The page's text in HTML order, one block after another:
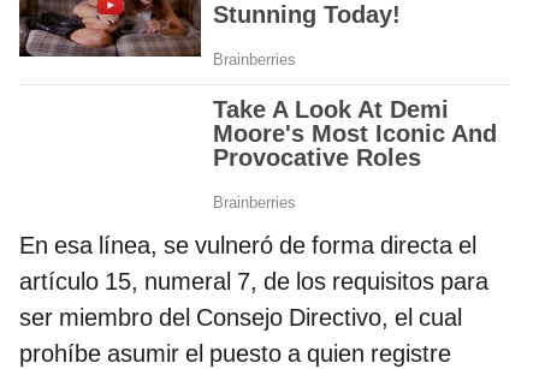
En esa línea, se vulneró de forma directa el
artículo 15, numeral 7, de los requisitos para
ser miembro del Consejo Directivo, el cual
prohíbe asumir el puesto a quien registre